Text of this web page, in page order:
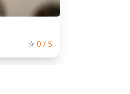
☆ 0/ 5